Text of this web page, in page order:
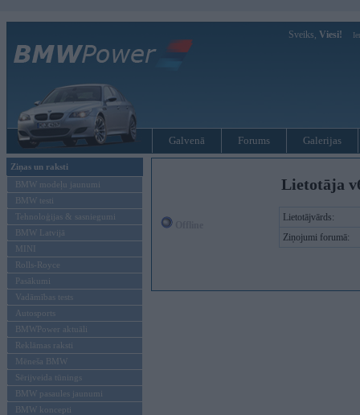
Sveiks, Viesi!
Galvenā Forums Galerijas
Ziņas un raksti
BMW modeļu jaunumi
BMW testi
Tehnoloģijas & sasniegumi
BMW Latvijā
MINI
Rolls-Royce
Pasākumi
Vadāmības tests
Autosports
BMWPower aktuāli
Reklāmas raksti
Mēneša BMW
Sērijveida tūnings
BMW pasaules jaunumi
BMW koncepti
Lietotāja
Lietotājvārds:
Ziņojumi forumā: